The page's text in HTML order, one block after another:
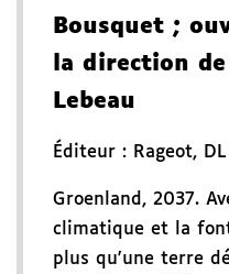
Bousquet ;
la direction
Lebeau
Éditeur : Rageot,
Groenland, 2037.
climatique et la
plus qu'une terre